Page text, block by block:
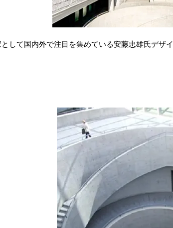
して国内外で注目を集めている安藤忠雄氏デザ